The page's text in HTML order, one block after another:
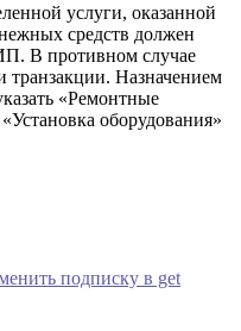
услуги, оказанной
средств должен
В противном случае
транзакции. Назначением
«Ремонтные
оборудования»
подписку в get